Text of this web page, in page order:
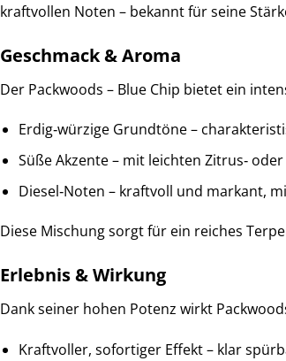
kraftvollen Noten – bekannt für seine
Geschmack & Aroma
Der Packwoods – Blue Chip bietet ein
Erdig‑würzige Grundtöne –
Süße Akzente – mit leichten Zitrus‑
Diesel‑Noten – kraftvoll und markant,
Diese Mischung sorgt für ein reiches
Erlebnis & Wirkung
Dank seiner hohen Potenz wirkt
Kraftvoller, sofortiger Effekt – klar